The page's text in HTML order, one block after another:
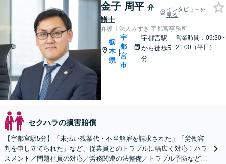
金子 周平 弁
護士
インタビューを
見る
弁護士法人みずき 宇都宮事務所
栃
木
県
|
宇
都
宮
市
宇都宮駅
から徒歩5
分
営業時間：09:30~
21:00（平日）
セクハラの損害賠償
【宇都宮駅5分】「未払い残業代・不当解雇を請求された」「労働審
判を申し立てられた」など、従業員とのトラブルに幅広く対応！ハラ
スメント／問題社員の対応／労務関連の法整備／トラブル予防など